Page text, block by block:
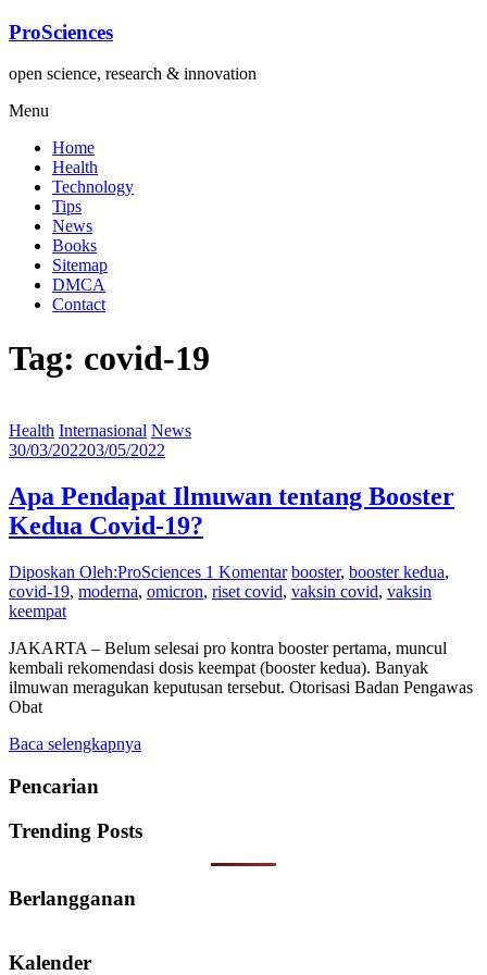
Lompat
konten
ProSciences
open science, research & innovation
Menu
Home
Health
Technology
Tips
News
Books
Sitemap
DMCA
Contact
Tag: covid-19
Health Internasional News
30/03/202203/05/2022
Apa Pendapat Ilmuwan tentang Booster
Kedua Covid-19?
Diposkan Oleh:ProSciences 1 Komentar booster, booster kedua,
covid-19, moderna, omicron, riset covid, vaksin covid, vaksin
keempat
JAKARTA – Belum selesai pro kontra booster pertama, muncul
kembali rekomendasi dosis keempat (booster kedua). Banyak
ilmuwan meragukan keputusan tersebut. Otorisasi Badan Pengawas
Obat
Baca selengkapnya
Pencarian
Trending Posts
Berlangganan
Kalender